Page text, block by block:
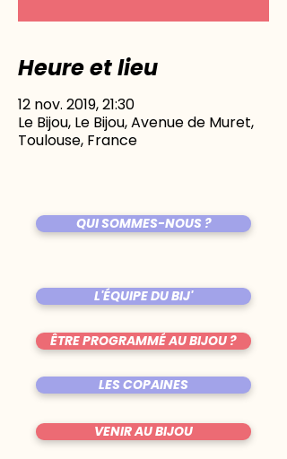
Heure et lieu
12 nov. 2019, 21:30
Le Bijou, Le Bijou, Avenue de Muret,
Toulouse, France
QUI SOMMES-NOUS ?
L'ÉQUIPE DU BIJ'
ÊTRE PROGRAMMÉ AU BIJOU ?
LES COPAINES
VENIR AU BIJOU